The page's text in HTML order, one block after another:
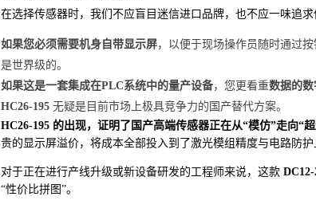
在选择传感器时，我们不应盲目迷信进口品牌，也不应一味追求
如果您必须需要机身自带显示屏，以便于现场操作员随时通过
是世界级的。
如果这是一套集成在PLC系统中的量产设备，您更看重数据的数
HC26-195无疑是目前市场上极具竞争力的国产替代方案。
HC26-195 的出现，证明了国产高端传感器正在从“模仿”走向“超
贵的显示屏溢价，将成本全部投入到了激光模组精度与电路防护
对于正在进行产线升级或新设备研发的工程师来说，这款
“性价比拼图”。